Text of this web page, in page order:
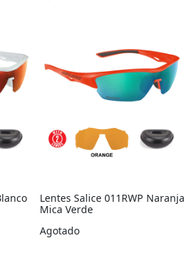
Lentes Salice 011RWP Naranja
Mica Verde
Agotado